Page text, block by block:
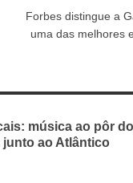
Forbes distingue a
uma das melhores
música ao pôr
junto ao Atlântico